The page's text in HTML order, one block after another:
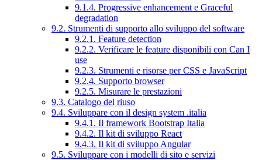
9.1.4. Progressive enhancement e Graceful
degradation
9.2. Strumenti di supporto allo sviluppo del software
9.2.1. Feature detection
9.2.2. Verificare le feature disponibili con Can I
use
9.2.3. Strumenti e risorse per CSS e JavaScript
9.2.4. Supporto browser
9.2.5. Misurare le prestazioni
9.3. Catalogo del riuso
9.4. Sviluppare con il design system .italia
9.4.1. Il framework Bootstrap Italia
9.4.2. Il kit di sviluppo React
9.4.3. Il kit di sviluppo Angular
9.5. Sviluppare con i modelli di sito e servizi